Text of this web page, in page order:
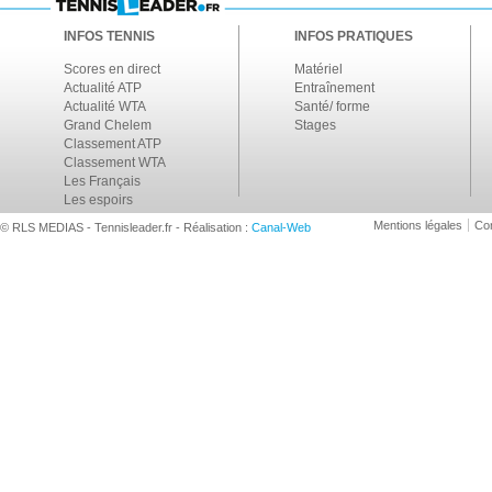
INFOS TENNIS
Scores en direct
Actualité ATP
Actualité WTA
Grand Chelem
Classement ATP
Classement WTA
Les Français
Les espoirs
INFOS PRATIQUES
Matériel
Entraînement
Santé/ forme
Stages
© RLS MEDIAS - Tennisleader.fr - Réalisation : Canal-Web Mentions légales